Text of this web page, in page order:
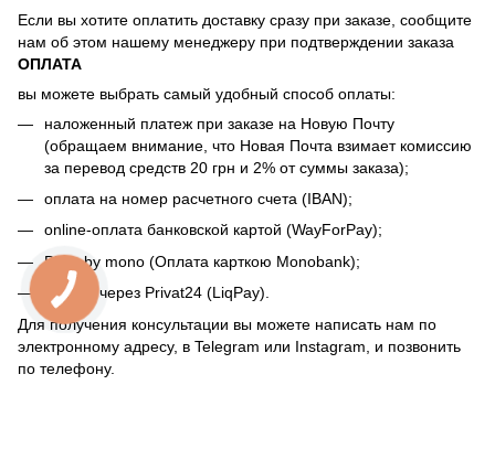
Если вы хотите оплатить доставку сразу при заказе, сообщите
нам об этом нашему менеджеру при подтверждении заказа
ОПЛАТА
вы можете выбрать самый удобный способ оплаты:
наложенный платеж при заказе на Новую Почту
(обращаем внимание, что Новая Почта взимает комиссию
за перевод средств 20 грн и 2% от суммы заказа);
оплата на номер расчетного счета (IBAN);
online-оплата банковской картой (WayForPay);
Plata by mono (Оплата карткою Monobank);
оплата через Privat24 (LiqPay).
Для получения консультации вы можете написать нам по
электронному адресу, в Telegram или Instagram, и позвонить
по телефону.